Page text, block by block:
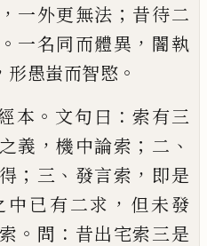
， 一外更無法 ； 昔待二
。 一名同而體異 ， 闇執
形愚蚩而智愍 。
本 。 文句曰 ：索有三
之義 ，機中論索 ； 二 、
； 三 、 發言索 ， 即是
中 已有二求 ， 但未發
。 問 ： 昔出宅索三是